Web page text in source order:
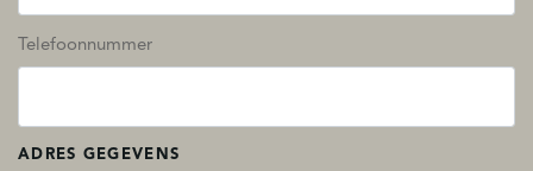
Telefoonnummer
ADRES GEGEVENS